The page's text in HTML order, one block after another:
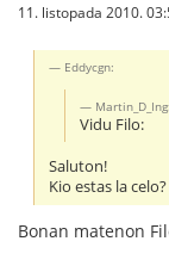
11. listopada 2010.
Eddycgn:
Martin_D_Ing:
Vidu Filo:
Saluton!
Kio estas la celo?
Bonan matenon